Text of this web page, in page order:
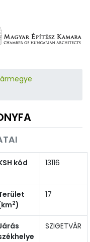
kód 13116
2)
17
SZIGETVÁR